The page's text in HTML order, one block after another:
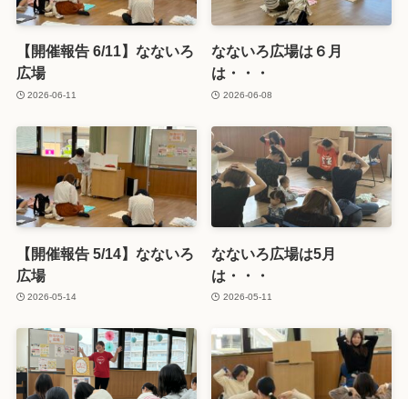
【開催報告 6/11】なないろ
広場
2026-06-11
なないろ広場は６月
は・・・
2026-06-08
【開催報告 5/14】なないろ
広場
2026-05-14
なないろ広場は5月
は・・・
2026-05-11